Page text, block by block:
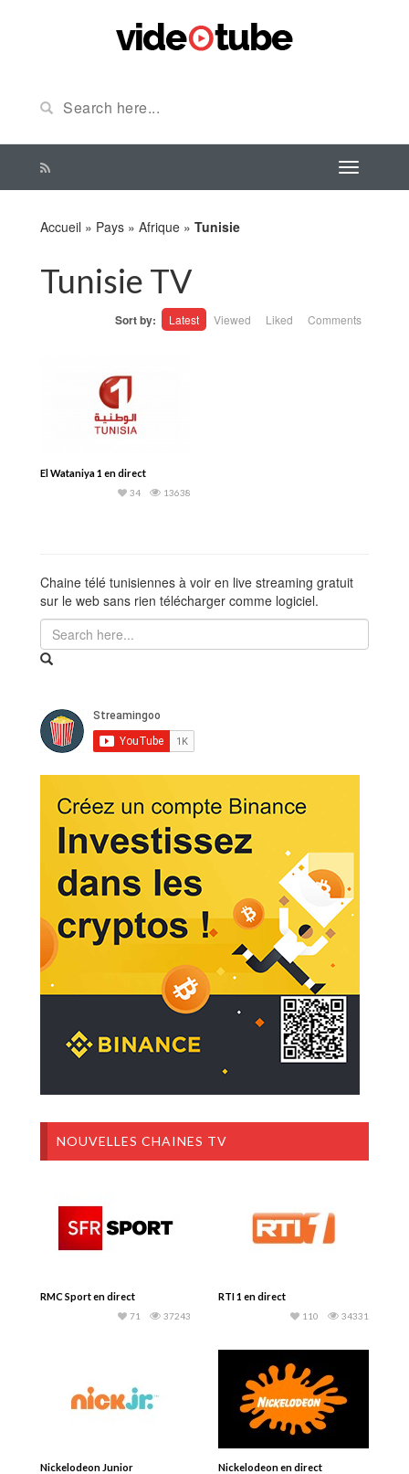
Accueil » Pays » Afrique » Tunisie
Tunisie TV
Sort by: Latest Viewed Liked Comments
El Wataniya 1 en direct
13638
34
Chaine télé tunisiennes à voir en live streaming gratuit
sur le web sans rien télécharger comme logiciel.
NOUVELLES CHAINES TV
RMC Sport en direct
37243
71
RTI 1 en direct
34331
110
Nickelodeon Junior Nickelodeon en direct